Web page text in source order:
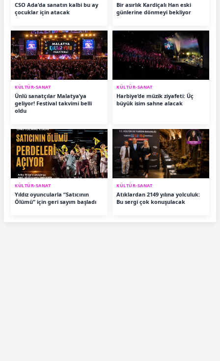
CSO Ada'da sanatın kalbi bu ay
çocuklar için atacak
Bir asırlık Kardiçalı Han eski
günlerine dönmeyi bekliyor
KÜLTÜR-SANAT
Ünlü sanatçılar Malatya’ya
geliyor! Festival takvimi belli
oldu
KÜLTÜR-SANAT
Harbiye’de müzik ziyafeti: Üç
büyük isim sahne alacak
KÜLTÜR-SANAT
Yıldız oyuncularla “Satıcının
Ölümü” için geri sayım başladı
KÜLTÜR-SANAT
Atıklardan 2149 yılına yolculuk:
Bu sergi çok konuşulacak